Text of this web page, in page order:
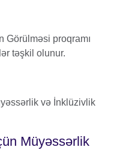
Görülməsi proqramı
təşkil olunur.
Müyəssərlik